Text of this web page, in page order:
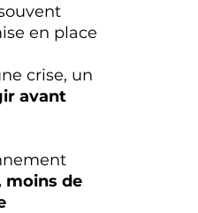
en place
crise, un
avant
moins de